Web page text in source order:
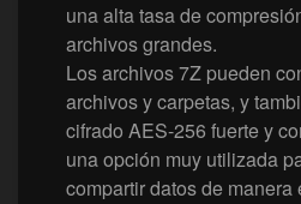
una alta tasa de
archivos grandes.
Los archivos 7Z pueden
archivos y carpetas, y
cifrado AES-256 fuerte y
una opción muy utilizada
compartir datos de manera